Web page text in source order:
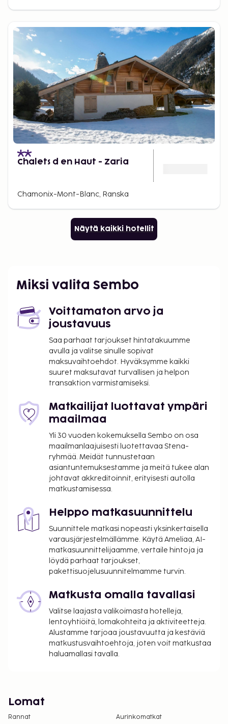
Chalets d en Haut - Zaria
Chamonix-Mont-Blanc, Ranska
Näytä kaikki hotellit
Miksi valita Sembo
Voittamaton arvo ja
joustavuus
Saa parhaat tarjoukset hintatakuumme
avulla ja valitse sinulle sopivat
maksuvaihtoehdot. Hyväksymme kaikki
suuret maksutavat turvallisen ja helpon
transaktion varmistamiseksi.
Matkailijat luottavat ympäri
maailmaa
Yli 30 vuoden kokemuksella Sembo on osa
maailmanlaajuisesti luotettavaa Stena-
ryhmää. Meidät tunnustetaan
asiantuntemuksestamme ja meitä tukee alan
johtavat akkreditoinnit, erityisesti autolla
matkustamisessa.
Helppo matkasuunnittelu
Suunnittele matkasi nopeasti yksinkertaisella
varausjärjestelmällämme. Käytä Ameliaa, AI-
matkasuunnittelijaamme, vertaile hintoja ja
löydä parhaat tarjoukset,
pakettisuojelusuunnitelmamme turvin.
Matkusta omalla tavallasi
Valitse laajasta valikoimasta hotelleja,
lentoyhtiöitä, lomakohteita ja aktiviteetteja.
Alustamme tarjoaa joustavuutta ja kestäviä
matkustusvaihtoehtoja, joten voit matkustaa
haluamallasi tavalla.
Lomat
Rannat
Aurinkomatkat